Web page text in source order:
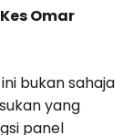
Omar
bukan sahaja
yang
panel